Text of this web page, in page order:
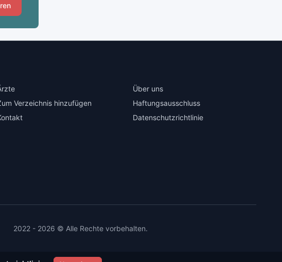
Verzeichnis hinzufügen
Über uns
Haftungsausschluss
Datenschutzrichtlinie
2022 - 2026 © Alle Rechte vorbehalten.